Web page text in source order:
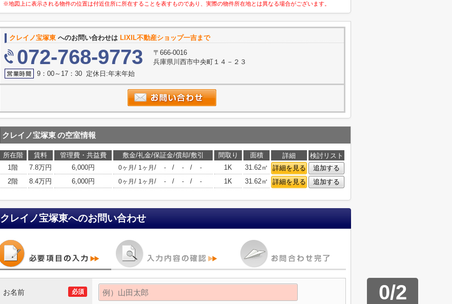
※地図上に表示される物件の位置は付近住所に所在することを表すものであり、実際の物件所在地とは異なる場合がございます。
クレイノ宝塚東 へのお問い合わせは LIXIL不動産ショップ一吉まで
072-768-9773
〒666-0016
兵庫県川西市中央町１４－２３
9：00～17：30 定休日:年末年始
クレイノ宝塚東の空室情報
所在階 賃料 管理費・共益費 敷金/礼金/保証金/償却/敷引 間取り 面積 詳細
検討リスト
1階
7.8万円 6,000円 0ヶ月 / 1ヶ月 / - / - / - 1K 31.62㎡ 詳細を見る
追加する
2階
8.4万円 6,000円 0ヶ月 / 1ヶ月 / - / - / - 1K 31.62㎡ 詳細を見る 追加する
クレイノ宝塚東へのお問い合わせ
0/2
必須
お名前